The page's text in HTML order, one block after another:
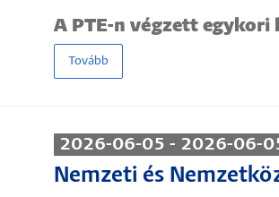
A PTE-n végzett
Tovább
2026-06-05 - 2026-06-
Nemzeti és